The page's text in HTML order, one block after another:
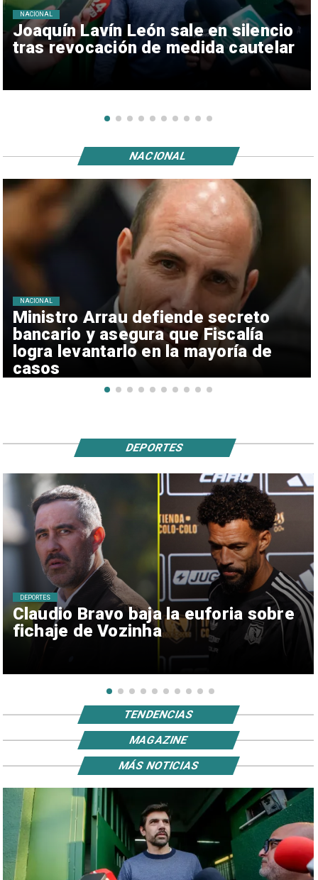
Joaquín Lavín León sale en silencio
tras revocación de medida cautelar
NACIONAL
Ministro Arrau defiende secreto
bancario y asegura que Fiscalía
logra levantarlo en la mayoría de
casos
NACIONAL
NACIONAL
Claudio Bravo baja la euforia sobre
fichaje de Vozinha
DEPORTES
DEPORTES
TENDENCIAS
MAGAZINE
MÁS NOTICIAS